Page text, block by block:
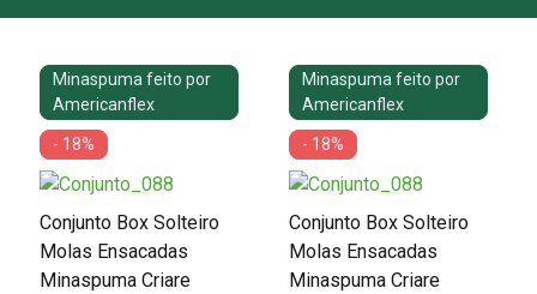
Minaspuma feito por
Americanflex
- 18%
Conjunto Box Solteiro
Molas Ensacadas
Minaspuma Criare
Minaspuma feito por
Americanflex
- 18%
Conjunto Box Solteiro
Molas Ensacadas
Minaspuma Criare